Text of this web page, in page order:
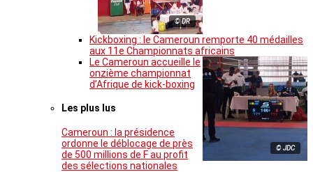
© DR
Kickboxing : le Cameroun remporte 40 médailles
aux 11e Championnats africains
© JDC
Le Cameroun accueille le
onzième championnat
d’Afrique de kick-boxing
Les plus lus
Cameroun : la présidence
ordonne le déblocage de près
de 500 millions de F au profit
des sélections nationales